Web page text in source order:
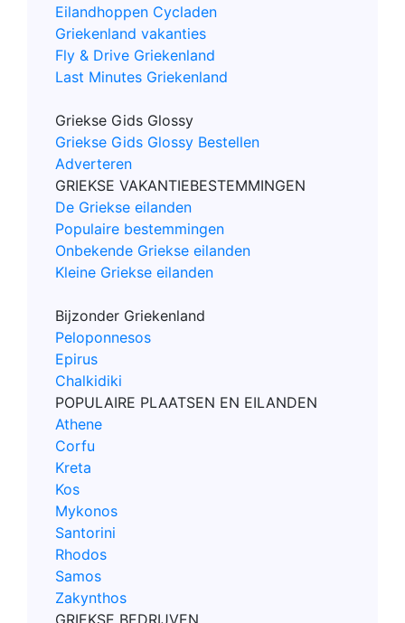
Eilandhoppen Cycladen
Griekenland vakanties
Fly & Drive Griekenland
Last Minutes Griekenland
Griekse Gids Glossy
Griekse Gids Glossy Bestellen
Adverteren
GRIEKSE VAKANTIEBESTEMMINGEN
De Griekse eilanden
Populaire bestemmingen
Onbekende Griekse eilanden
Kleine Griekse eilanden
Bijzonder Griekenland
Peloponnesos
Epirus
Chalkidiki
POPULAIRE PLAATSEN EN EILANDEN
Athene
Corfu
Kreta
Kos
Mykonos
Santorini
Rhodos
Samos
Zakynthos
GRIEKSE BEDRIJVEN